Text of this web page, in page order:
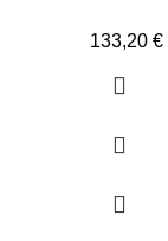
133,20 €